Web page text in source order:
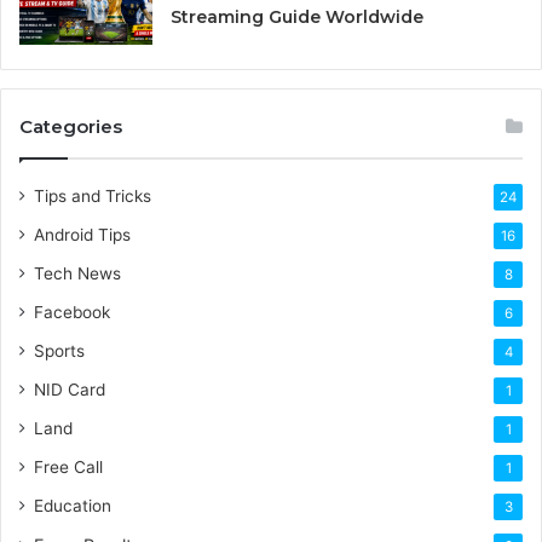
Streaming Guide Worldwide
Categories
Tips and Tricks 24
Android Tips 16
Tech News 8
Facebook 6
Sports 4
NID Card 1
Land 1
Free Call 1
Education 3